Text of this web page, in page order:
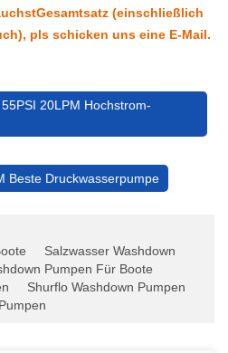
Gesamtsatz (einschließlich
pls schicken uns eine E-Mail.
20LPM Hochstrom-
Beste Druckwasserpumpe
Salzwasser Washdown
Pumpen Für Boote
Shurflo Washdown Pumpen